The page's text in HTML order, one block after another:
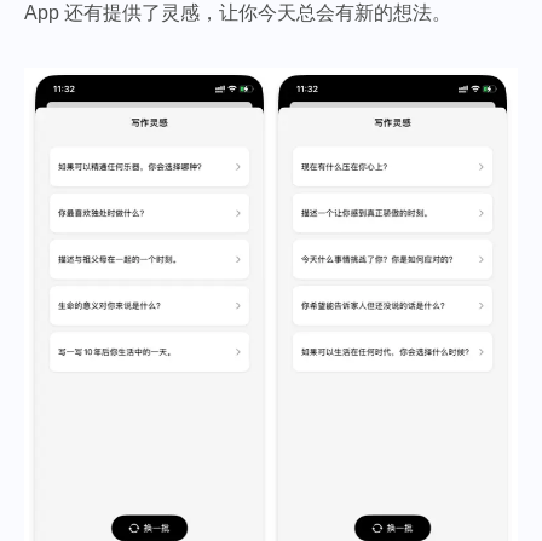
App 还有提供了灵感，让你今天总会有新的想法。